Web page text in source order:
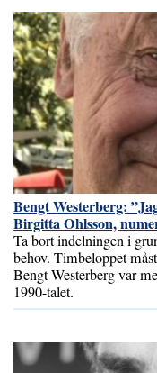
Bengt Westerberg:
Birgitta Ohlsson,
Ta bort indelningen i
behov. Timbeloppet
Bengt Westerberg var
1990-talet.